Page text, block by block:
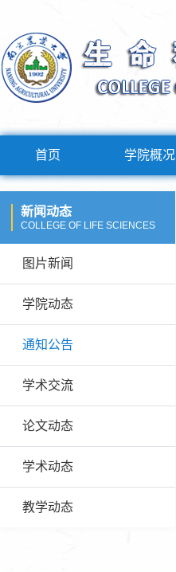
首页 学院概况
新闻动态
COLLEGE OF LIFE SCIENCES
图片新闻
学院动态
通知公告
学术交流
论文动态
学术动态
教学动态